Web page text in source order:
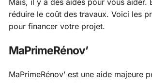
réduire le coût des travaux. Voici les
pour financer votre projet.
MaPrimeRénov’
MaPrimeRénov’ est une aide majeure